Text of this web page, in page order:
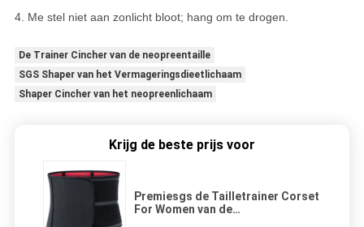
4. Me stel niet aan zonlicht bloot; hang om te drogen.
De Trainer Cincher van de neopreentaille
SGS Shaper van het Vermageringsdieetlichaam
Shaper Cincher van het neopreenlichaam
Krijg de beste prijs voor
Premiesgs de Tailletrainer Corset
For Women van de